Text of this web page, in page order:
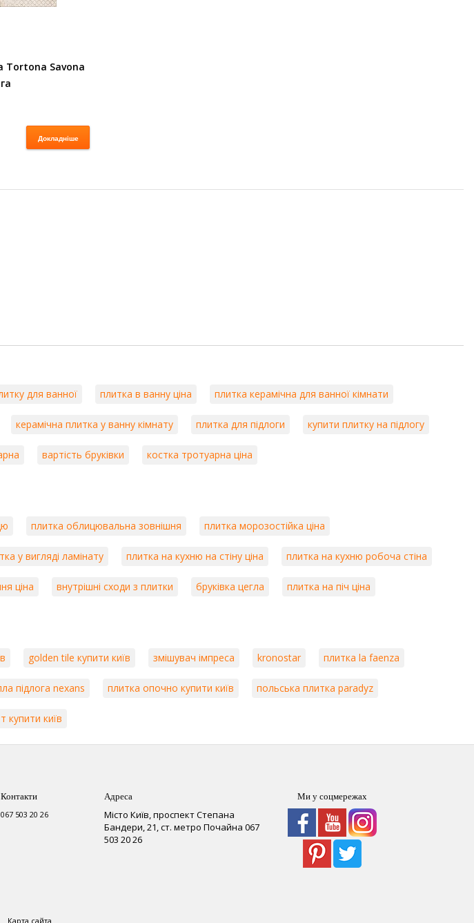
Tortona Savona
Докладніше
для ванної плитка в ванну ціна плитка керамічна для ванної кімнати
керамічна плитка у ванну кімнату плитка для підлоги купити плитку на підлогу
вартість бруківки костка тротуарна ціна
плитка облицювальна зовнішня плитка морозостійка ціна
у вигляді ламінату плитка на кухню на стіну ціна плитка на кухню робоча стіна
ціна внутрішні сходи з плитки бруківка цегла плитка на піч ціна
golden tile купити київ змішувач імпреса kronostar плитка la faenza
підлога nexans плитка опочно купити київ польська плитка paradyz
купити київ
Контакти
067 503 20 26
Карта сайта
Адреса
Місто Київ, проспект Степана
Бандери, 21, ст. метро Почайна 067
503 20 26
Ми у соцмережах